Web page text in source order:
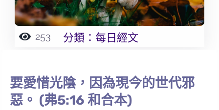
253 分類： 每日經文
要愛惜光陰，因為現今的世代邪
惡。 (弗5:16 和合本)